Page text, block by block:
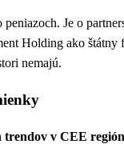
peniazoch. Je o
Holding ako štátny
nemajú.
trendov v CEE